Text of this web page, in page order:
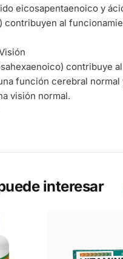
eicosapentaenoico y
contribuyen al
contribuye al
función cerebral normal
visión normal.
interesar